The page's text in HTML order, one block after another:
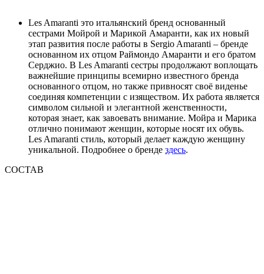
Les Amaranti это итальянский бренд основанный
сестрами Мойрой и Марикой Амаранти, как их новый
этап развития после работы в Sergio Amaranti – бренде
основанном их отцом Раймондо Амаранти и его братом
Серджио. В Les Amaranti сестры продолжают воплощать
важнейшие принципы всемирно известного бренда
основанного отцом, но также привносят своё виденье
соединяя компетенции с изяществом. Их работа является
символом сильной и элегантной женственности,
которая знает, как завоевать внимание. Мойра и Марика
отлично понимают женщин, которые носят их обувь.
Les Amaranti стиль, который делает каждую женщину
уникальной. Подробнее о бренде здесь.
СОСТАВ